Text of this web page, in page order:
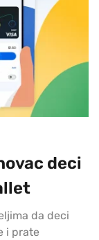
deci
da deci
i prate